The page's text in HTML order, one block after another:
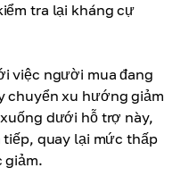
tra lại kháng cự
việc người mua đang
chuyển xu hướng giảm
dưới hỗ trợ này,
quay lại mức thấp
giảm.